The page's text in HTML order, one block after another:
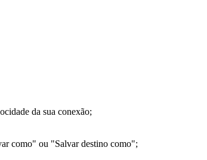
da sua conexão;
como" ou "Salvar destino como";